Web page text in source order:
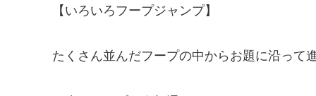
【いろいろフープジャンプ】
たくさん並んだフープの中からお題に沿って